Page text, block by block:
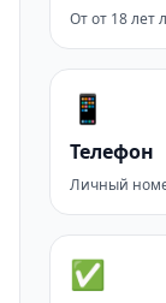
От от 18 лет
📱
Телефон
Личный
✅